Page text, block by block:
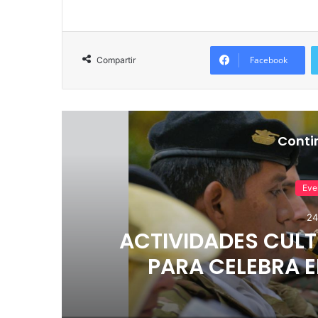
Facebook
ACTIVIDADES
PARA CELEBRA